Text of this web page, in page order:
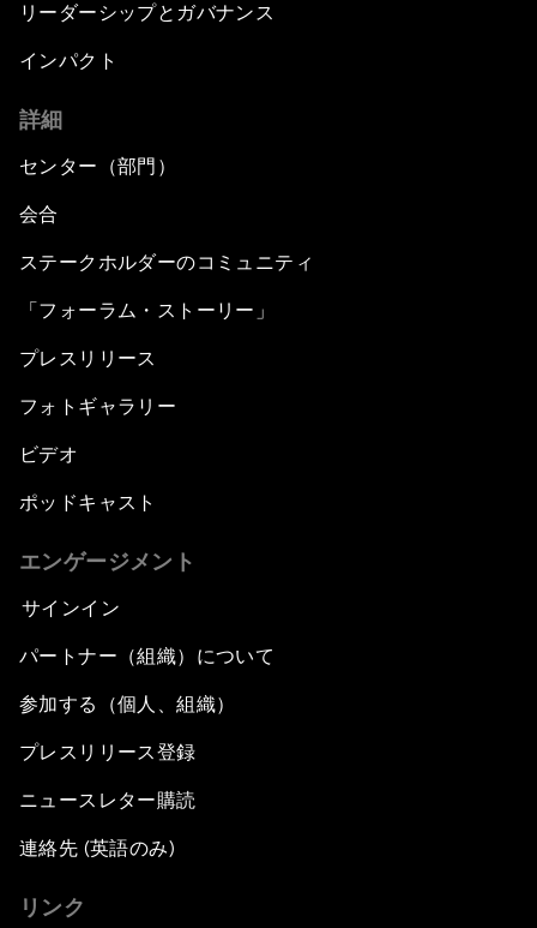
リーダーシップとガバナンス
インパクト
詳細
センター（部門）
会合
ステークホルダーのコミュニティ
「フォーラム・ストーリー」
プレスリリース
フォトギャラリー
ビデオ
ポッドキャスト
エンゲージメント
サインイン
パートナー（組織）について
参加する（個人、組織）
プレスリリース登録
ニュースレター購読
連絡先 (英語のみ)
リンク